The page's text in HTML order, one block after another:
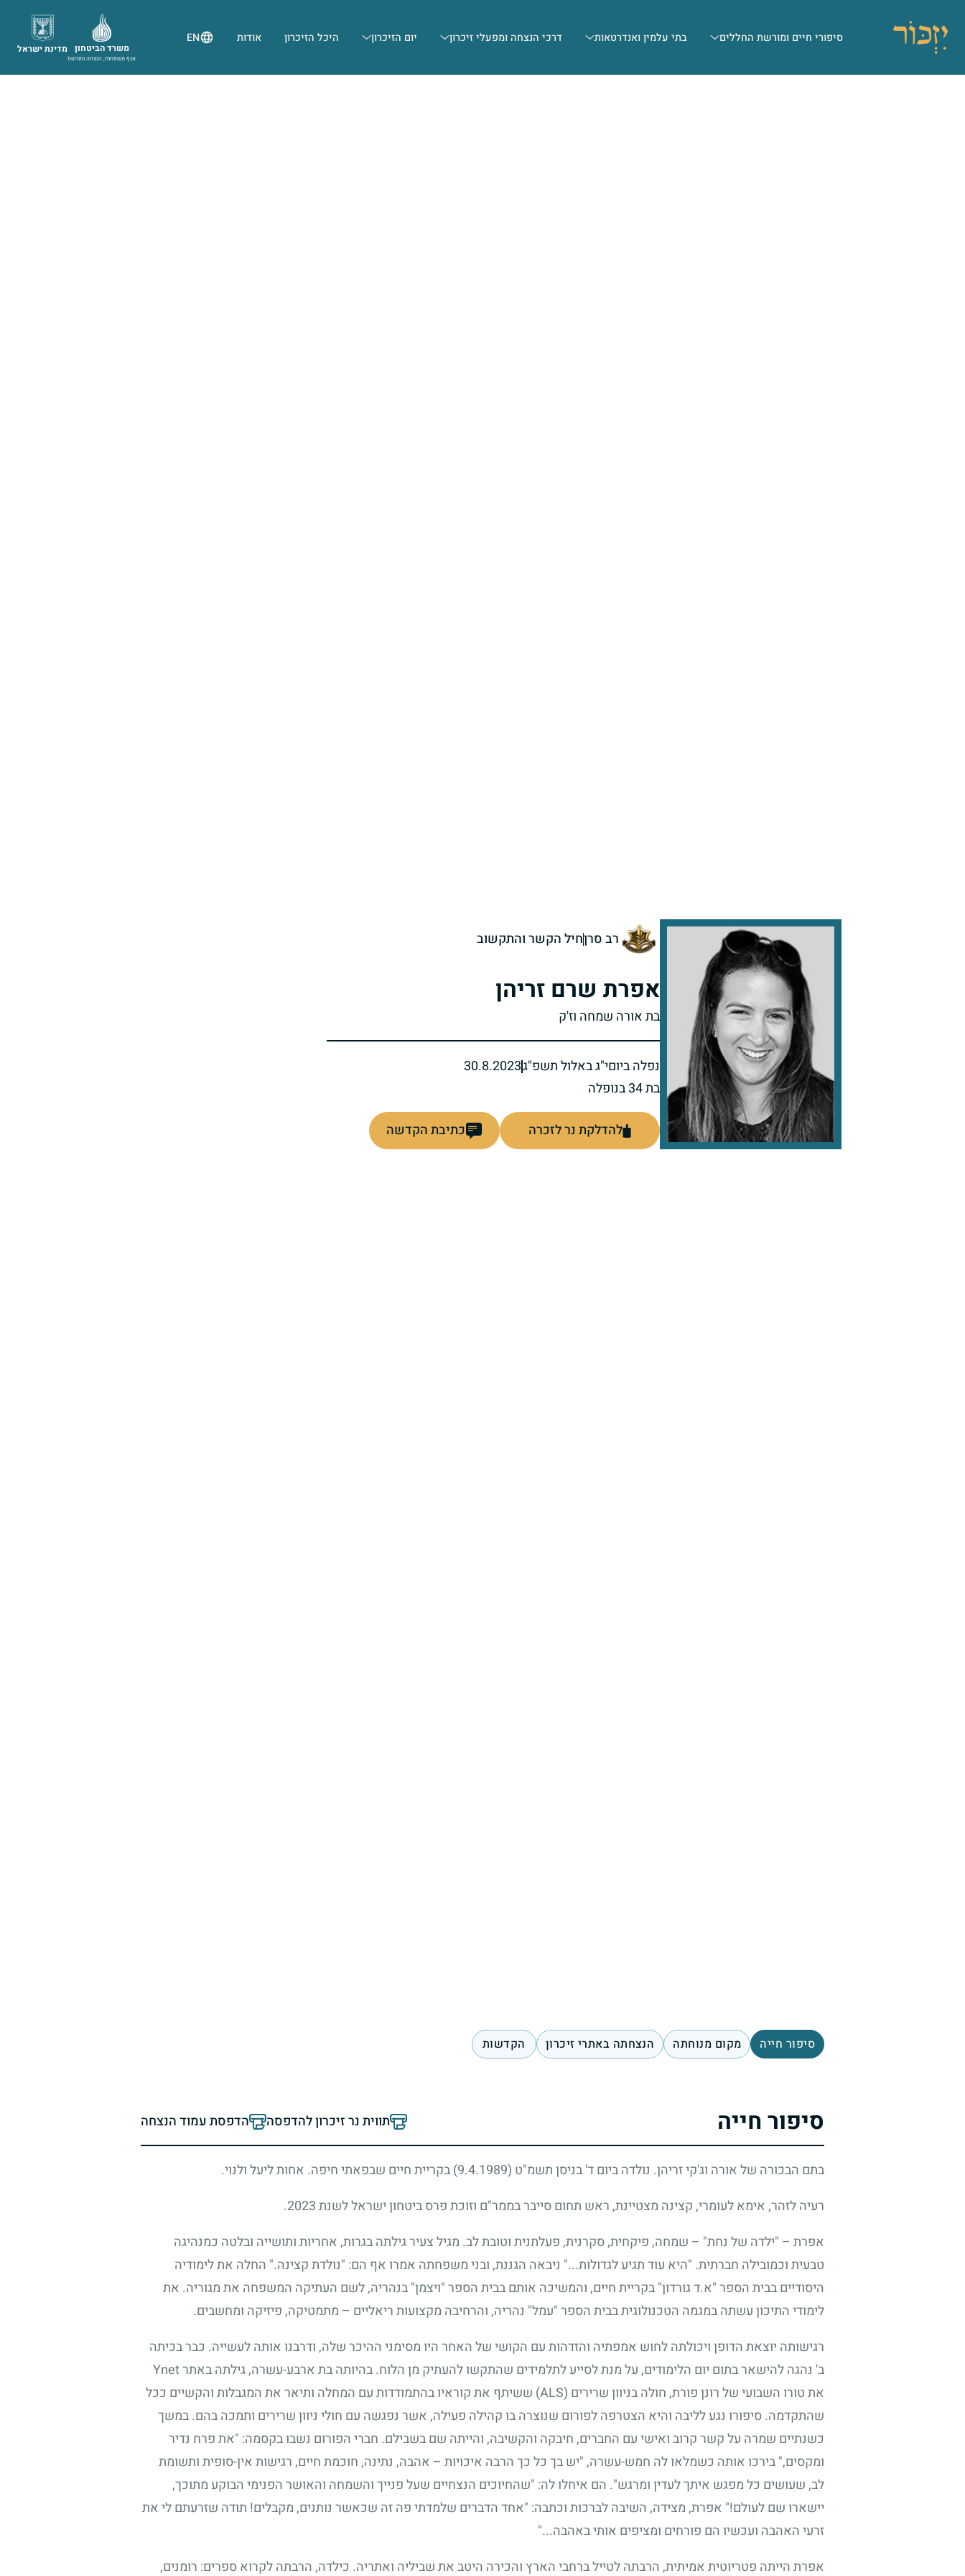
סיפורי חיים ומורשת החללים בתי עלמין ואנדרטאות דרכי הנצחה ומפעלי זיכרון יום הזיכרון היכל הזיכרון אודות EN
מדינת ישראל משרד הביטחון
אגף משפחות, הנצחה ומורשת
רב סרןחיל הקשר והתקשוב
אפרת שרם זריהן
בת אורה שמחה וז'ק
נפלה ביוםי"ג באלול תשפ"ג30.8.2023
בת 34 בנופלה
להדלקת נר לזכרה כתיבת הקדשה
סיפור חייה מקום מנוחתה הנצחתה באתרי זיכרון הקדשות
סיפור חייה תווית נר זיכרון להדפסה הדפסת עמוד הנצחה
בתם הבכורה של אורה וג'קי זריהן. נולדה ביום ד' בניסן תשמ"ט (9.4.1989)
בקריית חיים שבפאתי חיפה. אחות ליעל ולנוי.
רעיה לזהר, אימא לעומרי, קצינה מצטיינת, ראש תחום סייבר בממר"ם וזוכת פרס ביטחון ישראל לשנת 2023.
אפרת – "ילדה של נחת" – שמחה, פיקחית, סקרנית, פעלתנית וטובת לב. מגיל צעיר גילתה בגרות, אחריות ותושייה ובלטה כמנהיגה
טבעית וכמובילה חברתית. "היא עוד תגיע לגדולות..." ניבאה הגננת, ובני משפחתה אמרו אף הם: "נולדת קצינה." החלה את לימודיה
היסודיים בבית הספר "א.ד גורדון" בקריית חיים, והמשיכה אותם בבית הספר "ויצמן" בנהריה, לשם העתיקה המשפחה את מגוריה. את
לימודי התיכון עשתה במגמה הטכנולוגית בבית הספר "עמל" נהריה, והרחיבה מקצועות ריאליים – מתמטיקה, פיזיקה ומחשבים.
רגישותה יוצאת הדופן ויכולתה לחוש אמפתיה והזדהות עם הקושי של האחר היו מסימני ההיכר שלה, ודרבנו אותה לעשייה. כבר בכיתה
ב' נהגה להישאר בתום יום הלימודים, על מנת לסייע לתלמידים שהתקשו להעתיק מן הלוח. בהיותה בת ארבע-עשרה, גילתה באתר Ynet
את טורו השבועי של רונן פורת, חולה בניוון שרירים (ALS) ששיתף את קוראיו בהתמודדות עם המחלה ותיאר את המגבלות והקשיים ככל
שהתקדמה. סיפורו נגע לליבה והיא הצטרפה לפורום שנוצרה בו קהילה פעילה, אשר נפגשה עם חולי ניוון שרירים ותמכה בהם. במשך
כשנתיים שמרה על קשר קרוב ואישי עם החברים, חיבקה והקשיבה, והייתה שם בשבילם. חברי הפורום נשבו בקסמה: "את פרח נדיר
ומקסים," בירכו אותה כשמלאו לה חמש-עשרה, "יש בך כל כך הרבה איכויות – אהבה, נתינה, חוכמת חיים, רגישות אין-סופית ותשומת
לב, שעושים כל מפגש איתך לעדין ומרגש". הם איחלו לה: "שהחיוכים הנצחיים שעל פנייך והשמחה והאושר הפנימי הבוקע מתוכך,
יישארו שם לעולם!" אפרת, מצידה, השיבה לברכות וכתבה: "אחד הדברים שלמדתי פה זה שכאשר נותנים, מקבלים! תודה שזרעתם לי את
זרעי האהבה ועכשיו הם פורחים ומציפים אותי באהבה..."
אפרת הייתה פטריוטית אמיתית, הרבתה לטייל ברחבי הארץ והכירה היטב את שביליה ואתריה. כילדה, הרבתה לקרוא ספרים: רומנים,